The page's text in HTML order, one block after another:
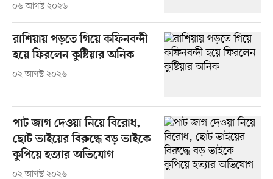
০৬ আগস্ট ২০২৬
রাশিয়ায় পড়তে গিয়ে কফিনবন্দী
হয়ে ফিরলেন কুষ্টিয়ার অনিক
০২ আগস্ট ২০২৬
পাট জাগ দেওয়া নিয়ে বিরোধ,
ছোট ভাইয়ের বিরুদ্ধে বড় ভাইকে
কুপিয়ে হত্যার অভিযোগ
০২ আগস্ট ২০২৬